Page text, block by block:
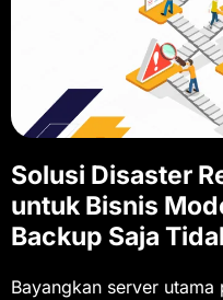
Solusi Disaster
untuk Bisnis
Backup Saja
Bayangkan server